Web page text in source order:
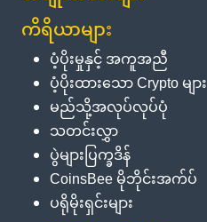
ကိရိယာများ
ပံ့ပိုးမှုနှင့် အကူအညီ
ပံ့ပိုးထားသော Crypto များ
မည်သို့အလုပ်လုပ်ပုံ
သတင်းလွှာ
ပွဲများပြက္ခဒိန်
CoinsBee မိုဘိုင်းအက်ပ်
ပရိုမိုးရှင်းများ